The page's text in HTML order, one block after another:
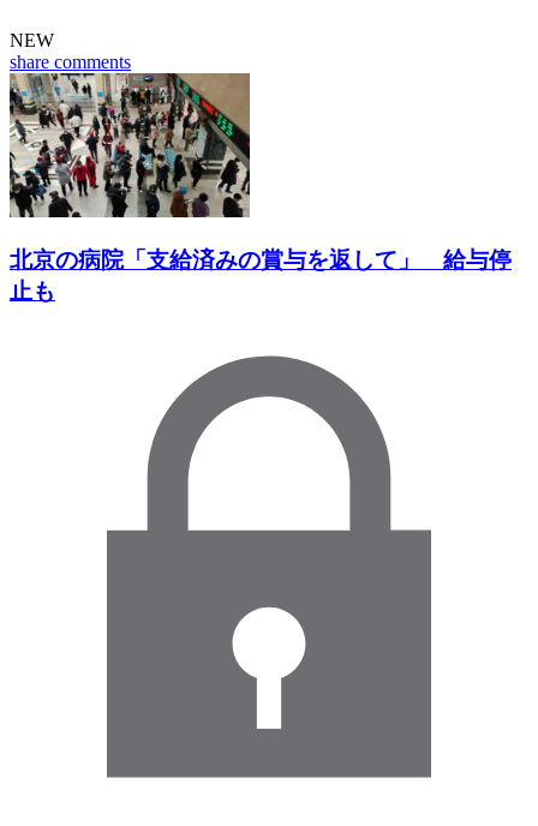
NEW
share comments
北京の病院「支給済みの賞与を返して」 給与停
止も